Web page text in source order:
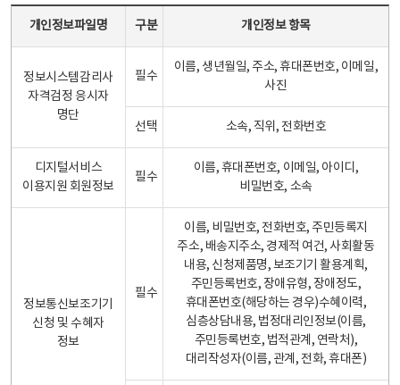
개인정보파일명 구분 개인정보 항목
정보시스템감리사
자격검정 응시자
명단
필수
이름, 생년월일, 주소, 휴대폰번호, 이메일,
사진
선택 소속, 직위, 전화번호
디지털서비스
이용지원 회원정보
필수
이름, 휴대폰번호, 이메일, 아이디,
비밀번호, 소속
정보통신보조기기
신청 및 수혜자
정보
필수
이름, 비밀번호, 전화번호, 주민등록지
주소, 배송지주소, 경제적 여건, 사회활동
내용, 신청제품명, 보조기기 활용계획,
주민등록번호, 장애유형, 장애정도,
휴대폰번호(해당하는 경우)수혜이력,
심층상담내용, 법정대리인정보(이름,
주민등록번호, 법적관계, 연락처),
대리작성자(이름, 관계, 전화, 휴대폰)